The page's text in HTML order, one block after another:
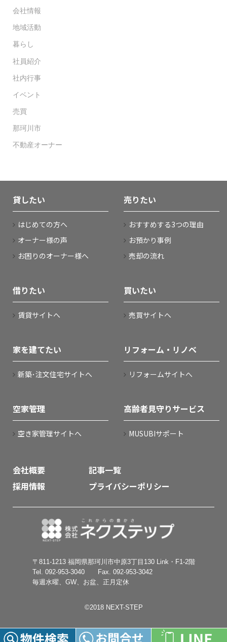
会社情報
地域活動
暮らし
社員紹介
社内行事
イベント
売買
那珂川市
不動産オーナー
貸したい
はじめての方へ
オーナー様の声
お困りのオーナー様へ
売りたい
おすすめする3つの理由
お預かり事例
売却の流れ
借りたい
賃貸サイトへ
買いたい
売買サイトへ
家を建てたい
新築･注文住宅サイトへ
リフォーム・リノベ
リフォームサイトへ
空家管理
空き家管理サイトへ
高齢者見守りサービス
MUSUBIサポート
会社概要
記事一覧
採用情報
プライバシーポリシー
〒811-1213 福岡県那珂川市中原3丁目130 Link・F1-2階
Tel. 092-953-3040 Fax. 092-953-3042
毎週水曜、GW、お盆、正月定休
©︎2018 NEXT-STEP